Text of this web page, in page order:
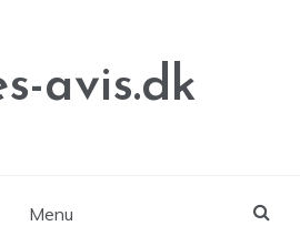
avis.dk
Menu